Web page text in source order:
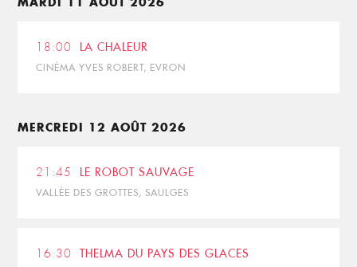
18:00 LA CHALEUR
CINÉMA YVES ROBERT, EVRON
MERCREDI 12 AOÛT 2026
21:45 LE ROBOT SAUVAGE
VALLÉE DES GROTTES, SAULGES
16:30 THELMA DU PAYS DES GLACES